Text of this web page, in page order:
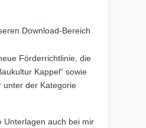
Download-Bereich
Förderrichtlinie, die
Kappel“ sowie
unter der Kategorie
Unterlagen auch bei mir